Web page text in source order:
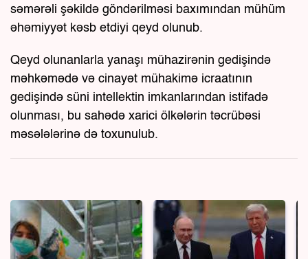
səmərəli şəkildə göndərilməsi baxımından mühüm
əhəmiyyət kəsb etdiyi qeyd olunub.
Qeyd olunanlarla yanaşı mühazirənin gedişində
məhkəmədə və cinayət mühakimə icraatının
gedişində süni intellektin imkanlarından istifadə
olunması, bu sahədə xarici ölkələrin təcrübəsi
məsələlərinə də toxunulub.